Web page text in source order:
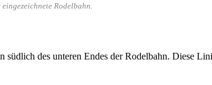
Rodelbahn.
des unteren Endes der Rodelbahn. Diese